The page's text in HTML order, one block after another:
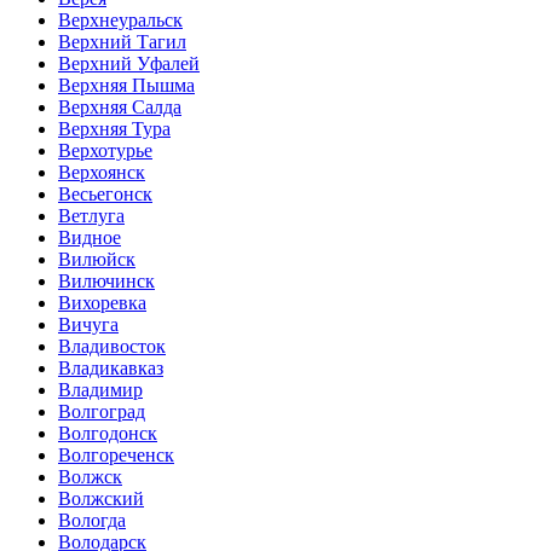
Верхнеуральск
Верхний Тагил
Верхний Уфалей
Верхняя Пышма
Верхняя Салда
Верхняя Тура
Верхотурье
Верхоянск
Весьегонск
Ветлуга
Видное
Вилюйск
Вилючинск
Вихоревка
Вичуга
Владивосток
Владикавказ
Владимир
Волгоград
Волгодонск
Волгореченск
Волжск
Волжский
Вологда
Володарск